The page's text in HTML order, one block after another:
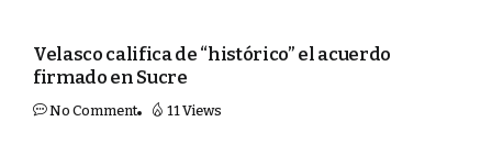
Velasco califica de “histórico” el acuerdo
firmado en Sucre
No Comment 11 Views